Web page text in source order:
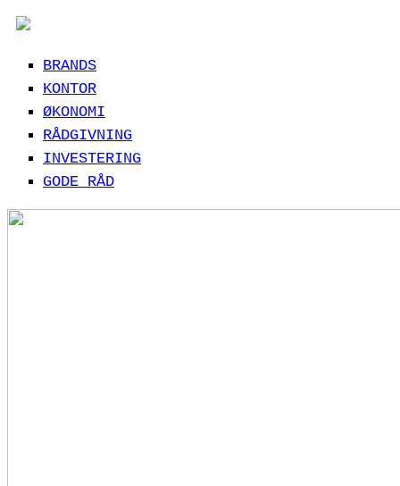
BRANDS
KONTOR
ØKONOMI
RÅDGIVNING
INVESTERING
GODE RÅD